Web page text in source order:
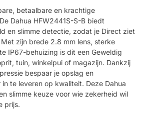
betaalbare en krachtige
Dahua HFW2441S-S-B biedt
en slimme detectie, zodat je Direct ziet
zijn brede 2.8 mm lens, sterke
IP67-behuizing is dit een Geweldig
tuin, winkelpui of magazijn. Dankzij
bespaar je opslag en
te leveren op kwaliteit. Deze Dahua
slimme keuze voor wie zekerheid wil
prijs.